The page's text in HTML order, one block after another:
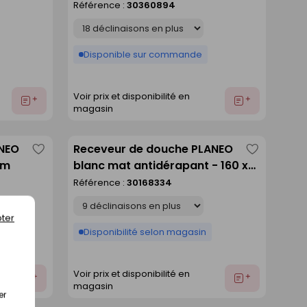
Ajouter
Référence : 30360894
Disponible sur commande
Voir prix et disponibilité en
magasin
Ajouter
Ajouter
Enregistrer
comme
Receveur de douche PLANEO
blanc mat antidérapant - 160 x
80 cm
Référence : 30168334
Disponibilité selon magasin
Voir prix et disponibilité en
magasin
Ajouter
comme